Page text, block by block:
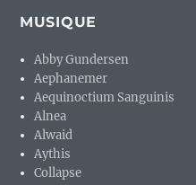
MUSIQUE
Abby Gundersen
Aephanemer
Aequinoctium Sanguinis
Alnea
Alwaid
Aythis
Collapse